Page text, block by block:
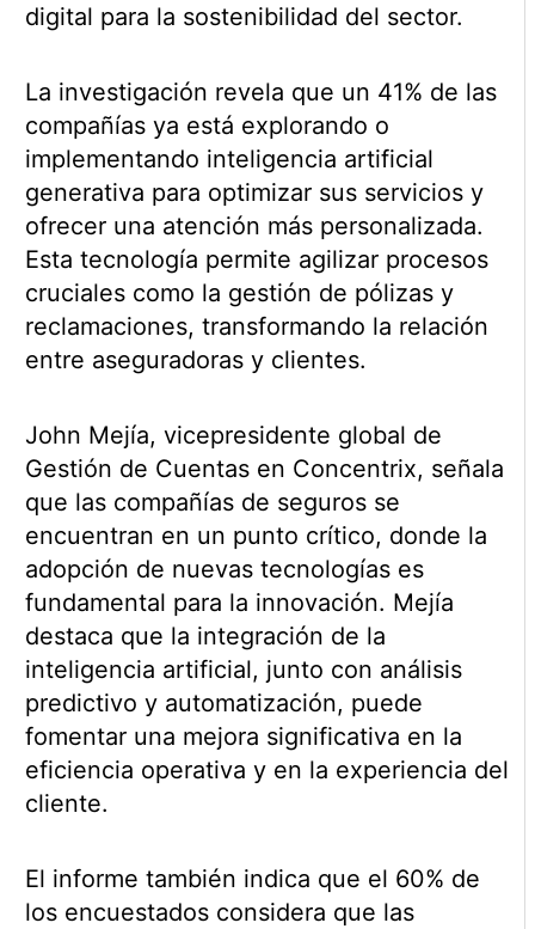
digital para la sostenibilidad del sector.
La investigación revela que un 41% de las
compañías ya está explorando o
implementando inteligencia artificial
generativa para optimizar sus servicios y
ofrecer una atención más personalizada.
Esta tecnología permite agilizar procesos
cruciales como la gestión de pólizas y
reclamaciones, transformando la relación
entre aseguradoras y clientes.
John Mejía, vicepresidente global de
Gestión de Cuentas en Concentrix, señala
que las compañías de seguros se
encuentran en un punto crítico, donde la
adopción de nuevas tecnologías es
fundamental para la innovación. Mejía
destaca que la integración de la
inteligencia artificial, junto con análisis
predictivo y automatización, puede
fomentar una mejora significativa en la
eficiencia operativa y en la experiencia del
cliente.
El informe también indica que el 60% de
los encuestados considera que las